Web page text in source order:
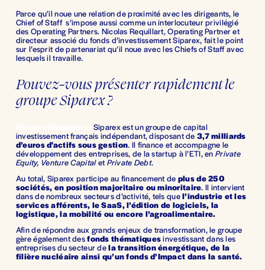
Parce qu’il noue une relation de proximité avec les dirigeants, le
Chief of Staff  s’impose aussi comme un interlocuteur privilégié
des Operating Partners. Nicolas Requillart, Operating Partner et
directeur associé du fonds d’investissement Siparex, fait le point
sur l’esprit de partenariat qu’il noue avec les Chiefs of Staff avec
lesquels il travaille.
Pouvez-vous présenter rapidement le
groupe Siparex ?
Siparex est un groupe de capital
investissement français indépendant, disposant de 3,7 milliards
d’euros d'actifs sous gestion. Il finance et accompagne le
développement des entreprises, de la startup à l’ETI, en Private
Equity, Venture Capital et Private Debt.
Au total, Siparex participe au financement de plus de 250
sociétés, en position majoritaire ou minoritaire. Il intervient
dans de nombreux secteurs d’activité, tels que l’industrie et les
services afférents, le SaaS, l’édition de logiciels, la
logistique, la mobilité ou encore l’agroalimentaire.
Afin de répondre aux grands enjeux de transformation, le groupe
gère également des fonds thématiques investissant dans les
entreprises du secteur de la transition énergétique, de la
filière nucléaire ainsi qu’un fonds d’Impact dans la santé.